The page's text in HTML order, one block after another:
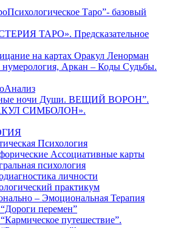
Таро”- базовый
ТАРО». Предсказательное
на картах Оракул Ленорман
Аркан – Коды Судьбы.
ночи Души. ВЕЩИЙ ВОРОН”.
СИМБОЛОН».
Психология
Ассоциативные карты
психология
личности
практикум
– Эмоциональная Терапия
перемен”
путешествие”.